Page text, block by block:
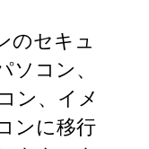
のセキュ
コン、
ン、イメ
ンに移行